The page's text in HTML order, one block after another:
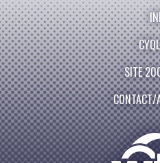
SITE
CONTACT/